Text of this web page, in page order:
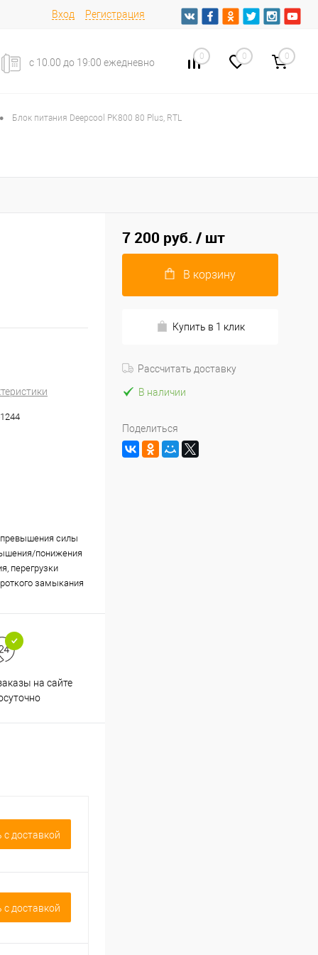
Вход Регистрация
с 10.00 до 19:00 ежедневно
0 0 0
• Блок питания Deepcool PK800 80 Plus, RTL
силы
понижения
перегрузки
замыкания
на сайте
c доставкой
c доставкой
7 200 руб. / шт
В корзину
Купить в 1 клик
Рассчитать доставку
В наличии
Поделиться